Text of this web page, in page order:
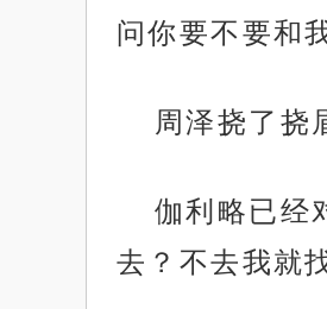
问你要不要和
周泽挠了挠
伽利略已经
去？不去我就